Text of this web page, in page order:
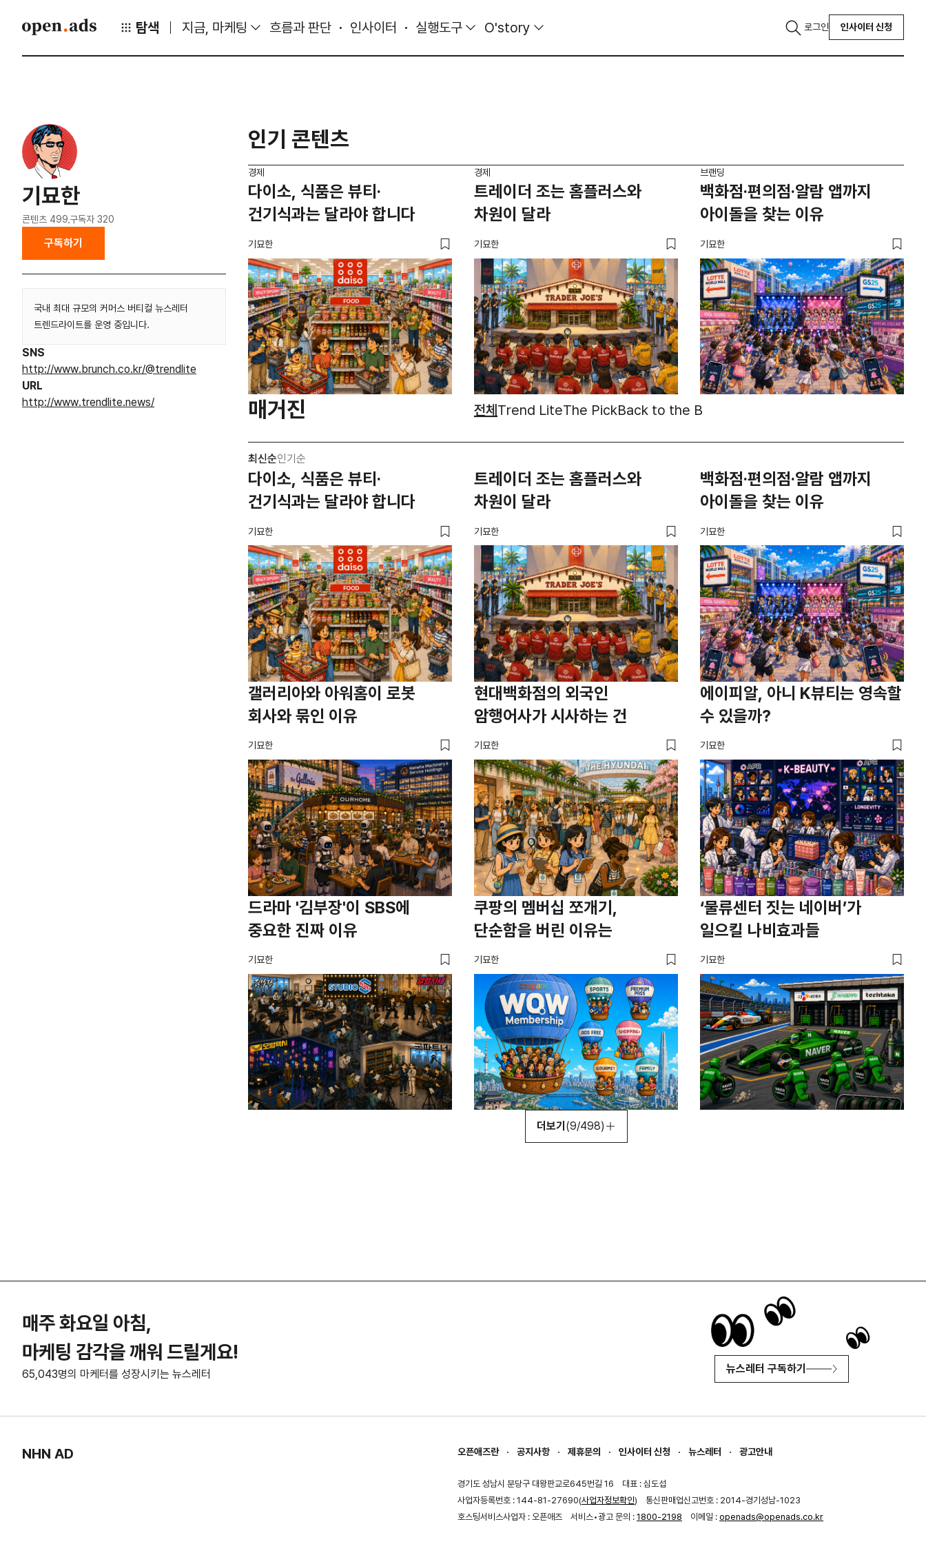
탐색 지금, 마케팅 흐름과 판단 인사이터 실행도구 O'story 로그인 인사이터 신청
기묘한
콘텐츠 499 구독자 320
구독하기
국내 최대 규모의 커머스 버티컬 뉴스레터
트렌드라이트를 운영 중입니다.
SNS
http://www.brunch.co.kr/@trendlite
URL
http://www.trendlite.news/
인기 콘텐츠
경제
다이소, 식품은 뷰티·
건기식과는 달라야 합니다
기묘한
경제
트레이더 조는 홈플러스와
차원이 달라
기묘한
브랜딩
백화점·편의점·알람 앱까지
아이돌을 찾는 이유
기묘한
매거진 전체 Trend LiteThe PickBack to the B
최신순인기순
다이소, 식품은 뷰티·
건기식과는 달라야 합니다
기묘한
트레이더 조는 홈플러스와
차원이 달라
기묘한
백화점·편의점·알람 앱까지
아이돌을 찾는 이유
기묘한
갤러리아와 아워홈이 로봇
회사와 묶인 이유
기묘한
현대백화점의 외국인
암행어사가 시사하는 건
기묘한
에이피알, 아니 K뷰티는 영속할
수 있을까?
기묘한
드라마 '김부장'이 SBS에
중요한 진짜 이유
기묘한
쿠팡의 멤버십 쪼개기,
단순함을 버린 이유는
기묘한
‘물류센터 짓는 네이버’가
일으킬 나비효과들
기묘한
더보기 (9/498)
매주 화요일 아침,
마케팅 감각을 깨워 드릴게요!
65,043명의 마케터를 성장시키는 뉴스레터 뉴스레터 구독하기
NHN AD 오픈애즈란 공지사항 제휴문의 인사이터 신청 뉴스레터 광고안내
경기도 성남시 분당구 대왕판교로645번길 16
대표 : 심도섭
사업자등록번호 : 144-81-27690(사업자정보확인)
통신판매업신고번호 : 2014-경기성남-1023
호스팅서비스사업자 : 오픈애즈
서비스•광고 문의 : 1800-2198 이메일 : openads@openads.co.kr